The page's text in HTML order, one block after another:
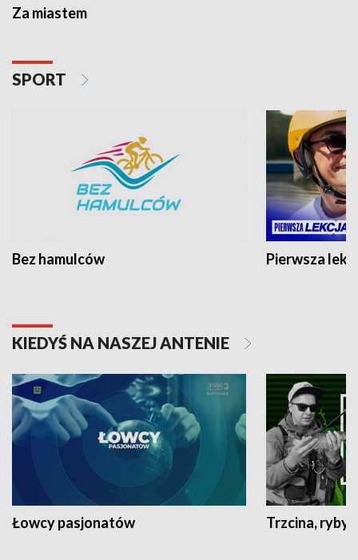
Za miastem
SPORT
Bez hamulców Pierwsza
KIEDYŚ NA NASZEJ ANTENIE
Łowcy pasjonatów Trzcina, ryby